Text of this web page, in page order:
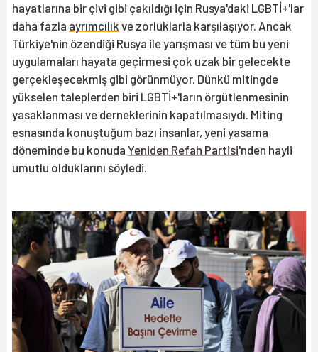
hayatlarına bir çivi gibi çakıldığı için Rusya'daki LGBTİ+'lar
daha fazla ayrımcılık ve zorluklarla karşılaşıyor. Ancak
Türkiye'nin özendiği Rusya ile yarışması ve tüm bu yeni
uygulamaları hayata geçirmesi çok uzak bir gelecekte
gerçekleşecekmiş gibi görünmüyor. Dünkü mitingde
yükselen taleplerden biri LGBTİ+'ların örgütlenmesinin
yasaklanması ve derneklerinin kapatılmasıydı. Miting
esnasında konuştuğum bazı insanlar, yeni yasama
döneminde bu konuda Yeniden Refah Partisi'nden hayli
umutlu olduklarını söyledi.